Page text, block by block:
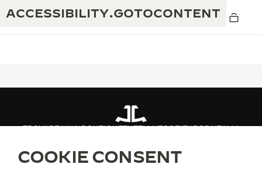
ACCESSIBILITY.GOTOCONTENT
GARANZIA JAEGER-LECOULTRE
THE GOLDEN RATIO MUSICAL SHOW
ECCELLENZA: OLTRE 190 ANNI DI TRADIZIONE
TROVARE UNA BOUTIQUETUTTI I NEGOZIEUROPAITALIA
COOKIE CONSENT